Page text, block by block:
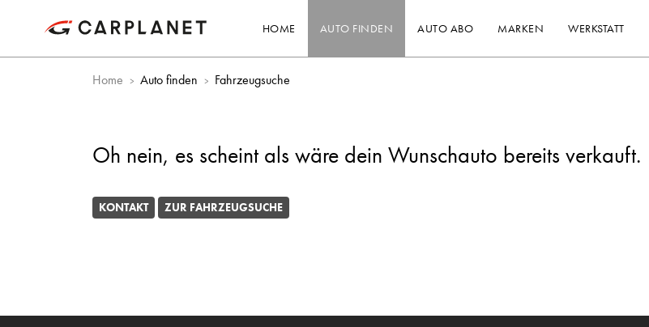
HOME AUTO FINDEN AUTO ABO MARKEN WERKSTATT
Home Auto finden Fahrzeugsuche
Oh nein, es scheint als wäre dein Wunschauto bereits verkauft.
KONTAKT ZUR FAHRZEUGSUCHE